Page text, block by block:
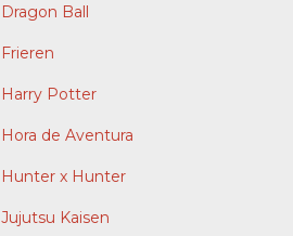
Dragon Ball
Frieren
Harry Potter
Hora de Aventura
Hunter x Hunter
Jujutsu Kaisen